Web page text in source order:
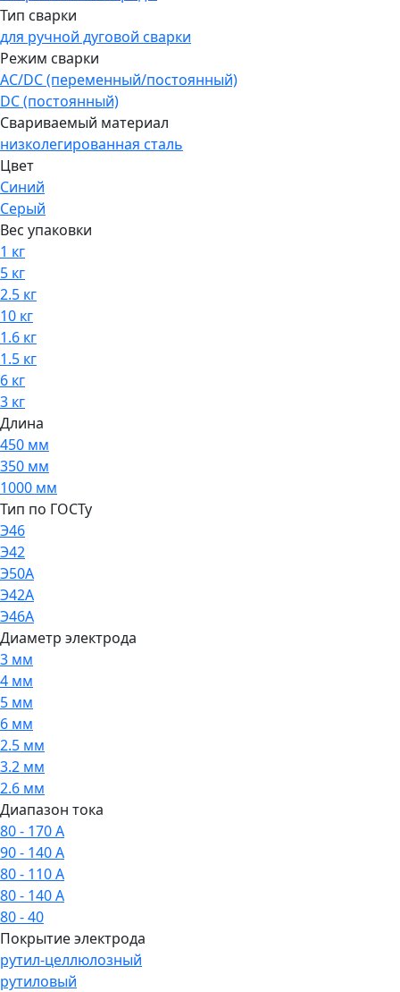
Тип сварки
для ручной дуговой сварки
Режим сварки
AC/DC (переменный/постоянный)
DC (постоянный)
Свариваемый материал
низколегированная сталь
Цвет
Синий
Серый
Вес упаковки
1 кг
5 кг
2.5 кг
10 кг
1.6 кг
1.5 кг
6 кг
3 кг
Длина
450 мм
350 мм
1000 мм
Тип по ГОСТу
Э46
Э42
Э50А
Э42А
Э46А
Диаметр электрода
3 мм
4 мм
5 мм
6 мм
2.5 мм
3.2 мм
2.6 мм
Диапазон тока
80 - 170 А
90 - 140 А
80 - 110 А
80 - 140 А
80 - 40
Покрытие электрода
рутил-целлюлозный
рутиловый